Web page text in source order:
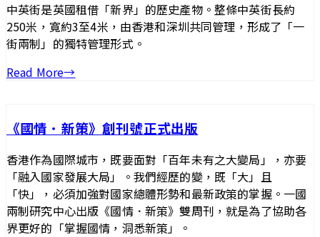
中英街是英國租借「新界」的歷史產物。整條中英街長約
250米，寬約3至4米，由香港和深圳共同管理，形成了「一
街兩制」的獨特管理形式。
Read More→
《國情．新策》創刊號正式出版
香港作為國際城市，既要面對「百年未有之大變局」，亦要
「融入國家發展大局」。我們經歷的變，既「大」且
「快」，必須加強對國家總體形勢和最新政策的掌握。一國
兩制研究中心出版《國情．新策》雙周刊，就是為了協助各
界更好的「掌握國情，洞悉新策」。